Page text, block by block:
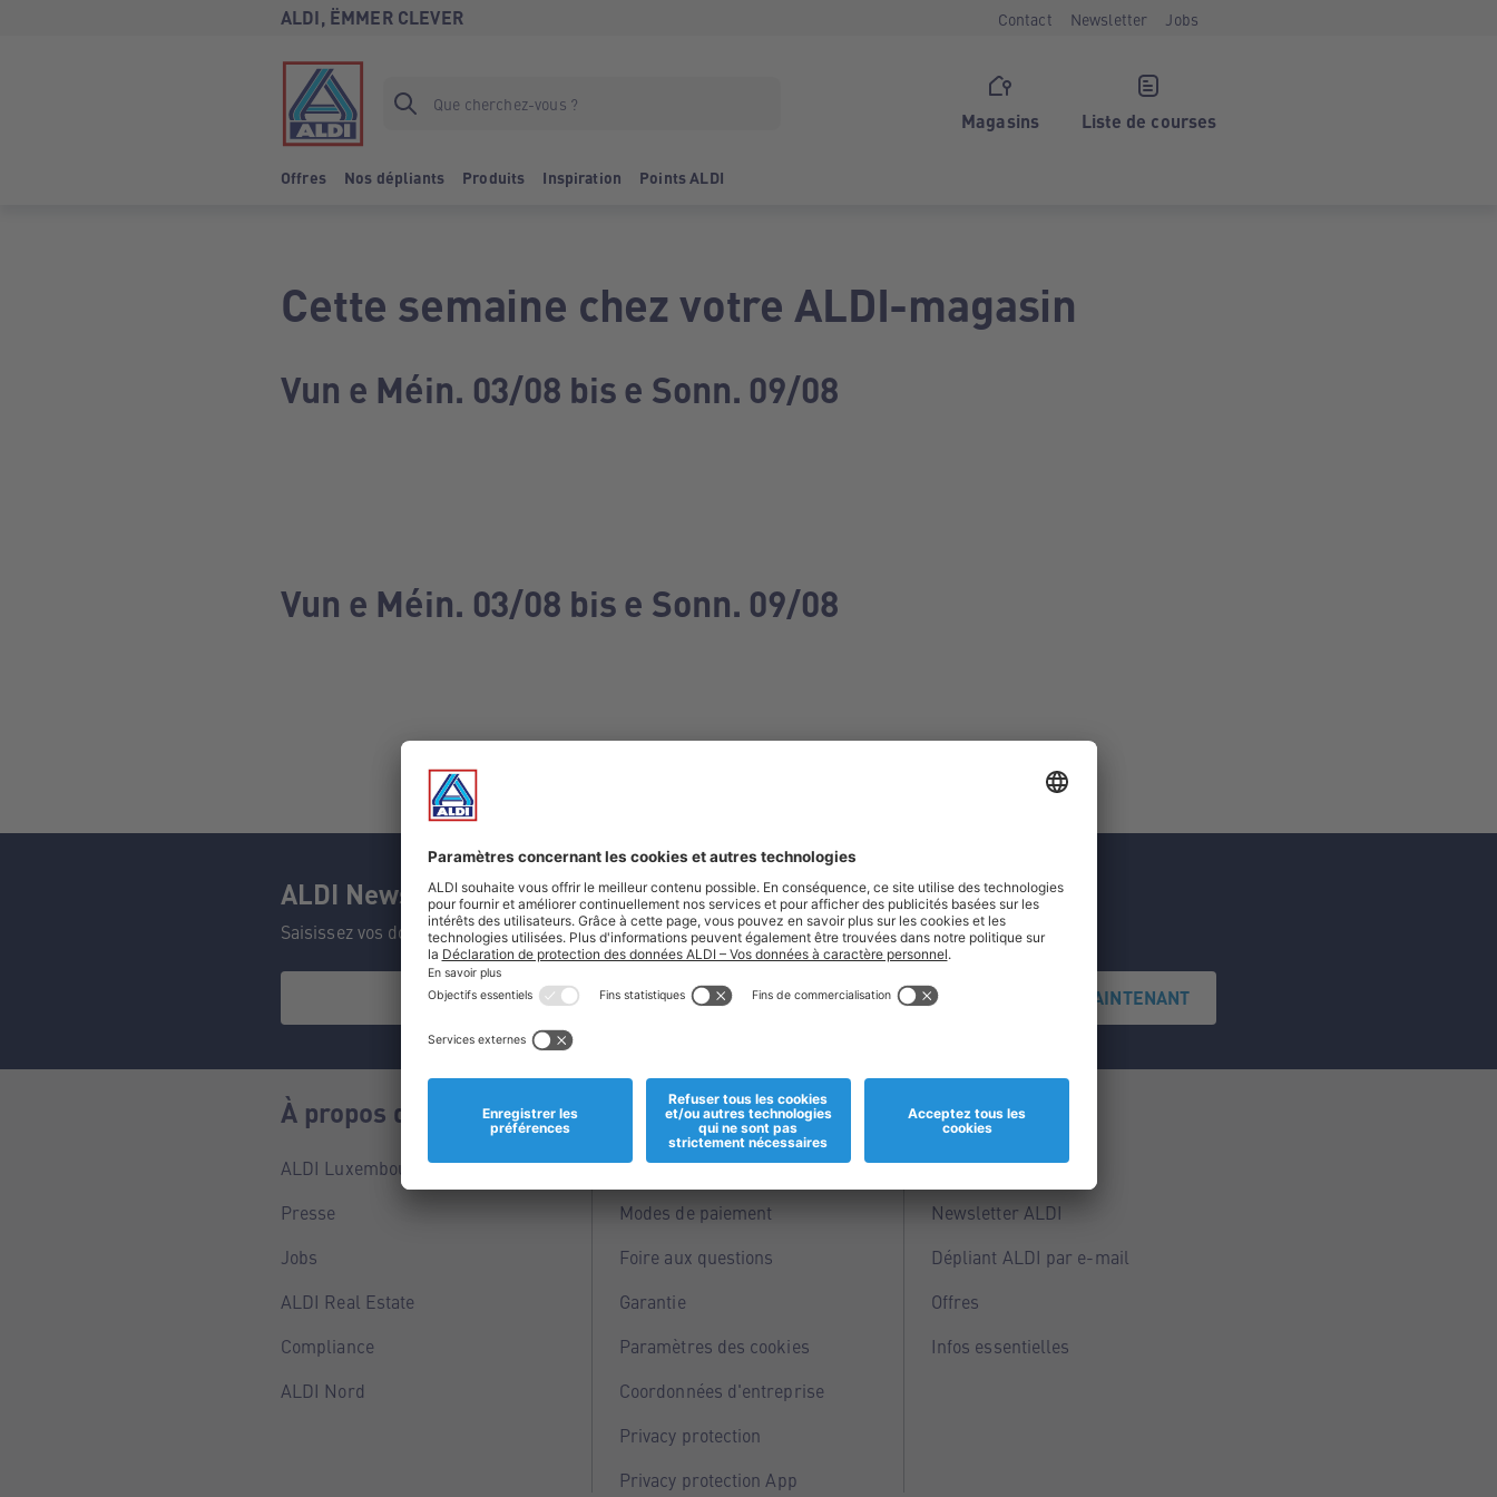
ALDI, ËMMER CLEVER Contact Newsletter Jobs
Magasins Liste de courses
Offres Nos dépliants Produits Inspiration Points ALDI
Cette semaine chez votre ALDI-magasin
Vun e Méin. 03/08 bis e Sonn. 09/08
Vun e Méin. 03/08 bis e Sonn. 09/08
ALDI Newsletter
Saisissez vos données et ne manquez aucune de nos offres.
S'INSCRIRE MAINTENANT
À propos de nous
ALDI Luxembourg
Presse
Jobs
ALDI Real Estate
Compliance
ALDI Nord
Informations
Magasins
Modes de paiement
Foire aux questions
Garantie
Paramètres des cookies
Coordonnées d'entreprise
Privacy protection
Privacy protection App
Service
Points ALDI
Newsletter ALDI
Dépliant ALDI par e-mail
Offres
Infos essentielles